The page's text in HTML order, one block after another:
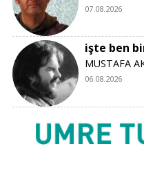
07.08.2026
işte ben
MUSTAFA
06.08.2026